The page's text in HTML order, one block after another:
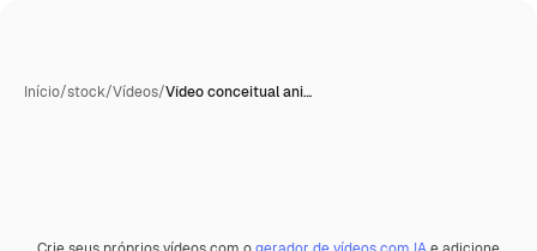
Início/stock/Vídeos/Vídeo conceitual ani…